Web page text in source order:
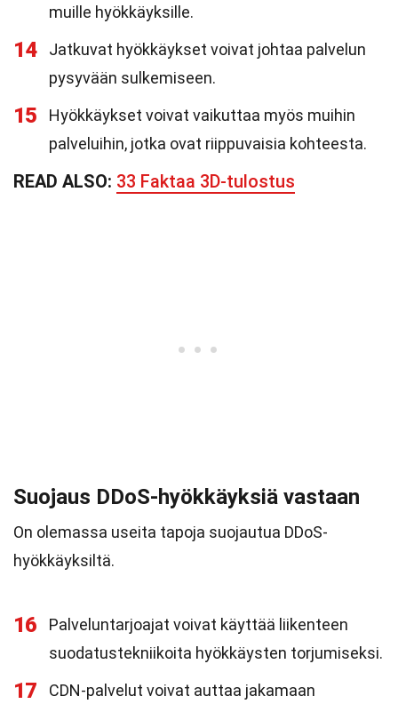
muille hyökkäyksille.
14
Jatkuvat hyökkäykset voivat johtaa palvelun
pysyvään sulkemiseen.
15
Hyökkäykset voivat vaikuttaa myös muihin
palveluihin, jotka ovat riippuvaisia kohteesta.
READ ALSO: 33 Faktaa 3D-tulostus
Suojaus DDoS-hyökkäyksiä vastaan
On olemassa useita tapoja suojautua DDoS-
hyökkäyksiltä.
16
Palveluntarjoajat voivat käyttää liikenteen
suodatustekniikoita hyökkäysten torjumiseksi.
17
CDN-palvelut voivat auttaa jakamaan